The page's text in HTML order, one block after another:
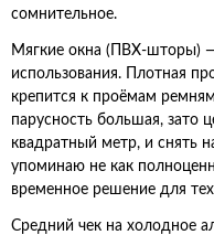
сомнительное.
Мягкие окна (ПВХ-шторы)
использования. Плотная
крепится к проёмам
парусность большая, зато
квадратный метр, и снять
упоминаю не как
временное решение для
Средний чек на холодное